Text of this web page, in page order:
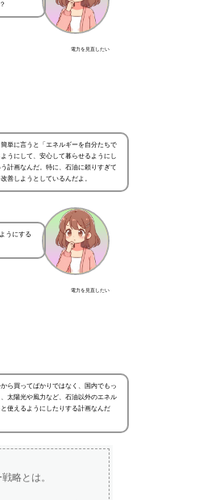
電力を見直したい
単に言うと「エネルギーを自分たちで
うにして、安心して暮らせるようにし
計画なんだ。特に、石油に頼りすぎて
善しようとしているんだよ。
電力を見直したい
うにする
ら買ってばかりではなく、国内でもっ
太陽光や風力など、石油以外のエネル
使えるようにしたりする計画なんだ
略とは。